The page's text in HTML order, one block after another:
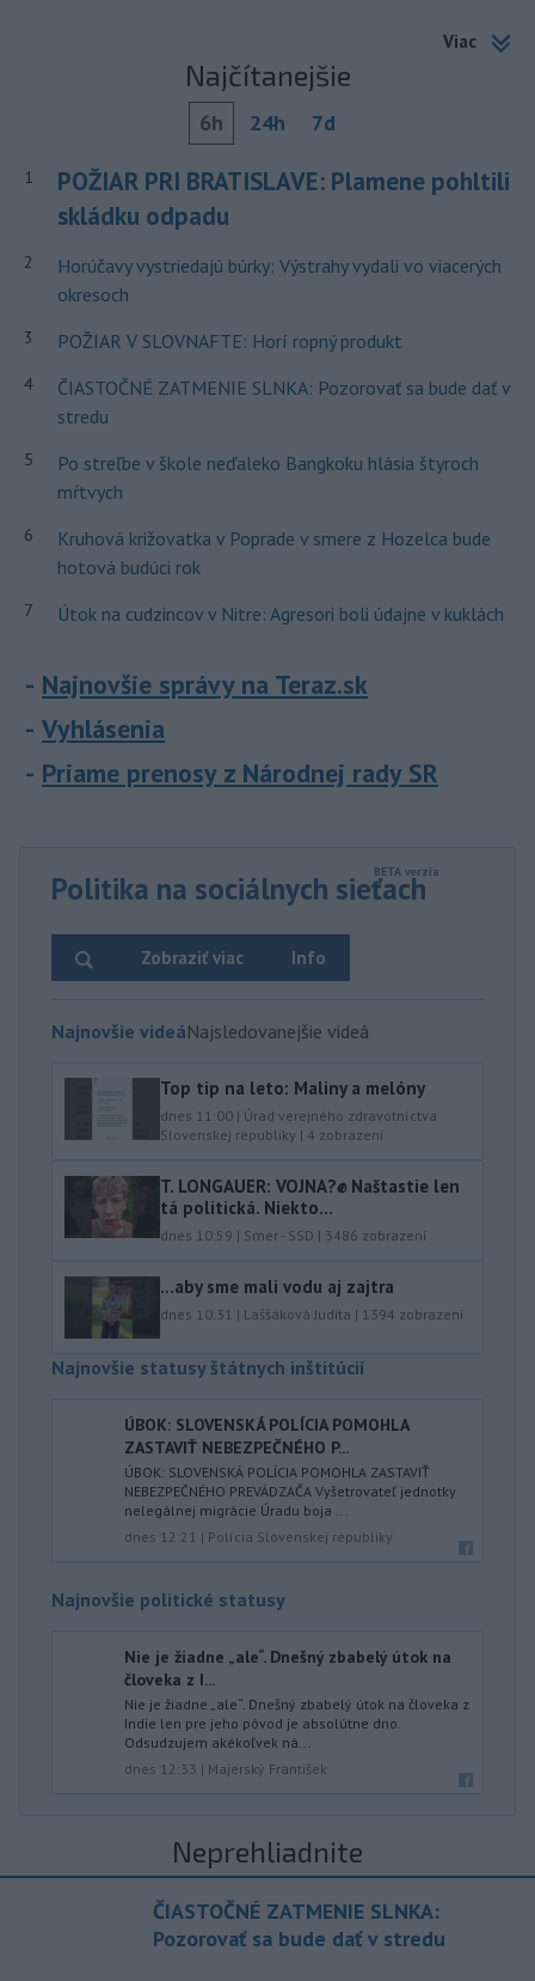
Viac
Najčítanejšie
6h 24h 7d
1
POŽIAR PRI BRATISLAVE: Plamene pohltili
skládku odpadu
2
Horúčavy vystriedajú búrky: Výstrahy vydali vo viacerých
okresoch
3 POŽIAR V SLOVNAFTE: Horí ropný produkt
4
ČIASTOČNÉ ZATMENIE SLNKA: Pozorovať sa bude dať v
stredu
5
Po streľbe v škole neďaleko Bangkoku hlásia štyroch
mŕtvych
6
Kruhová križovatka v Poprade v smere z Hozelca bude
hotová budúci rok
7 Útok na cudzincov v Nitre: Agresori boli údajne v kuklách
Najnovšie správy na Teraz.sk
Vyhlásenia
Priame prenosy z Národnej rady SR
Politika na sociálnych sieťach
Info
Zobraziť viac
Najnovšie videáNajsledovanejšie videá
Top tip na leto: Maliny a melóny
dnes 11:00 | Úrad verejného zdravotníctva
Slovenskej republiky | 4 zobrazení
T. LONGAUER: VOJNA?✊ Naštastie len
tá politická. Niekto...
dnes 10:59 | Smer - SSD | 3486 zobrazení
...aby sme mali vodu aj zajtra
dnes 10:31 | Laššáková Judita | 1394 zobrazení
Najnovšie statusy štátnych inštitúcií
ÚBOK: SLOVENSKÁ POLÍCIA POMOHLA
ZASTAVIŤ NEBEZPEČNÉHO P...
ÚBOK: SLOVENSKÁ POLÍCIA POMOHLA ZASTAVIŤ
NEBEZPEČNÉHO PREVÁDZAČA Vyšetrovateľ jednotky
nelegálnej migrácie Úradu boja ...
dnes 12:21 | Polícia Slovenskej republiky
Najnovšie politické statusy
Nie je žiadne „ale“. Dnešný zbabelý útok na
človeka z I...
Nie je žiadne „ale“. Dnešný zbabelý útok na človeka z
Indie len pre jeho pôvod je absolútne dno.
Odsudzujem akékoľvek ná...
dnes 12:33 | Majerský František
Neprehliadnite
ČIASTOČNÉ ZATMENIE SLNKA:
Pozorovať sa bude dať v stredu